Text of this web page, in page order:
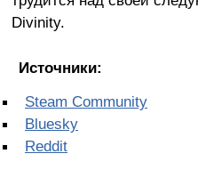
Divinity.
Источники:
Steam Community
Bluesky
Reddit